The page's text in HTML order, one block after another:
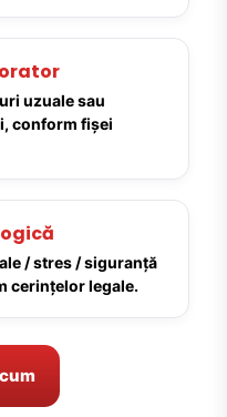
uzuale sau
conform fișei
/ stres / siguranță
cerințelor legale.